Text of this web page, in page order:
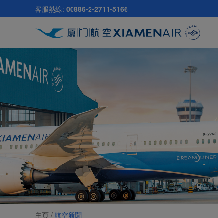
至
內
容
客服熱線: 00886-2-2711-5166
主頁 / 航空新聞